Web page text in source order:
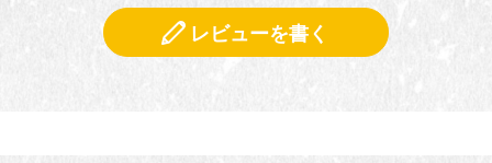
レビューを書く